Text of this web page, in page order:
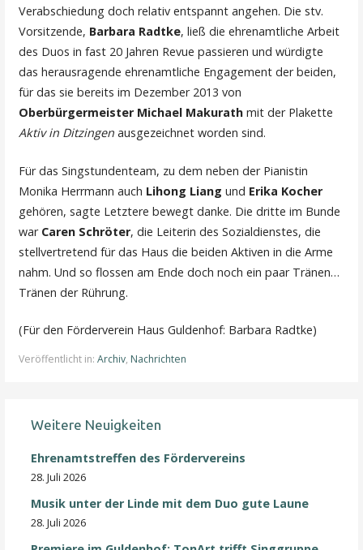
Verabschiedung doch relativ entspannt angehen. Die stv.
Vorsitzende, Barbara Radtke, ließ die ehrenamtliche Arbeit
des Duos in fast 20 Jahren Revue passieren und würdigte
das herausragende ehrenamtliche Engagement der beiden,
für das sie bereits im Dezember 2013 von
Oberbürgermeister Michael Makurath mit der Plakette
Aktiv in Ditzingen ausgezeichnet worden sind.
Für das Singstundenteam, zu dem neben der Pianistin
Monika Herrmann auch Lihong Liang und Erika Kocher
gehören, sagte Letztere bewegt danke. Die dritte im Bunde
war Caren Schröter, die Leiterin des Sozialdienstes, die
stellvertretend für das Haus die beiden Aktiven in die Arme
nahm. Und so flossen am Ende doch noch ein paar Tränen…
Tränen der Rührung.
(Für den Förderverein Haus Guldenhof: Barbara Radtke)
Veröffentlicht in:Archiv, Nachrichten
Weitere Neuigkeiten
Ehrenamtstreffen des Fördervereins
28. Juli 2026
Musik unter der Linde mit dem Duo gute Laune
28. Juli 2026